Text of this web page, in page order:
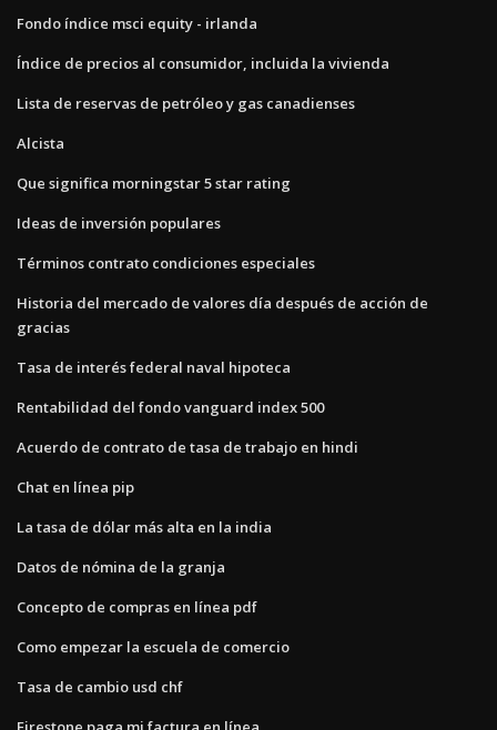
Fondo índice msci equity - irlanda
Índice de precios al consumidor, incluida la vivienda
Lista de reservas de petróleo y gas canadienses
Alcista
Que significa morningstar 5 star rating
Ideas de inversión populares
Términos contrato condiciones especiales
Historia del mercado de valores día después de acción de
gracias
Tasa de interés federal naval hipoteca
Rentabilidad del fondo vanguard index 500
Acuerdo de contrato de tasa de trabajo en hindi
Chat en línea pip
La tasa de dólar más alta en la india
Datos de nómina de la granja
Concepto de compras en línea pdf
Como empezar la escuela de comercio
Tasa de cambio usd chf